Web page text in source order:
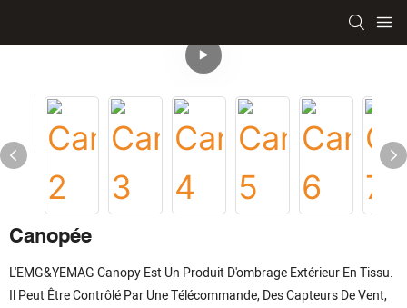
Canopée
L'EMG&YEMAG Canopy Est Un Produit D'ombrage Extérieur En Tissu.
Il Peut Être Contrôlé Par Une Télécommande, Des Capteurs De Vent,